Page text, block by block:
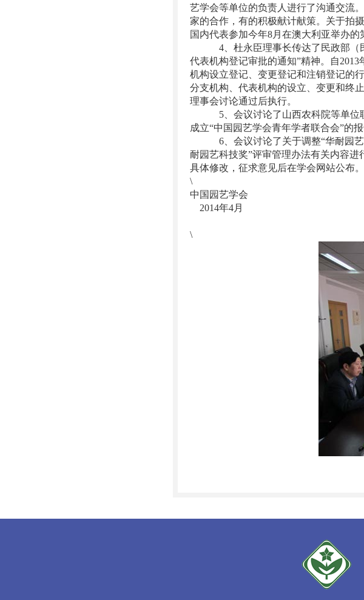
艺学会等单位的负责人进行了沟通交流
家的合作，有的积极献计献策。关于拍
国内代表参加今年8月在澳大利亚举办的
4、杜永臣理事长传达了民政部（民
代表机构登记审批的通知”精神。自
机构设立登记、变更登记和注销登记的
分支机构、代表机构的设立、变更和终
理事会讨论通过后执行。
5、会议讨论了山西农科院等单位联
成立“中国园艺学会青年学者联合会”的
6、会议讨论了关于调整“华耐园艺科
耐园艺科技奖”评审管理办法有关内容
具体修改，征求意见后在学会网站公布。
\
中国园艺学会
2014年4月
\